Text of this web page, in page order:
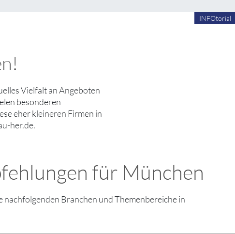
INFOtorial
Vielfalt an Angeboten
besonderen
eher kleineren Firmen in
her.de.
für München
Branchen und Themenbereiche in